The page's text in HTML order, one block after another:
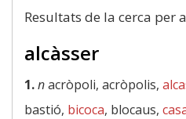
Resultats de la cerca per
alcàsser
1.nacròpoli, acròpolis,
bastió, bicoca, blocaus,